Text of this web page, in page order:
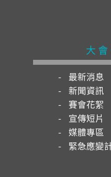
大
最新消息
新聞資訊
賽會花絮
宣傳短片
媒體專區
緊急應變